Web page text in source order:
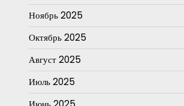
Ноябрь 2025
Октябрь 2025
Август 2025
Июль 2025